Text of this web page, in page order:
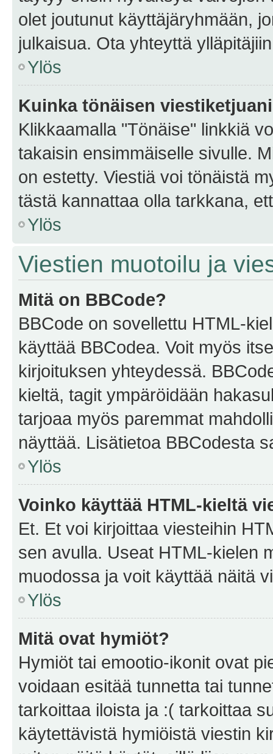
olet joutunut käyttäjäryhmään,
julkaisua. Ota yhteyttä
Ylös
Kuinka tönäisen
Klikkaamalla "Tönäise" linkkiä
takaisin ensimmäiselle sivulle.
on estetty. Viestiä voi tönäistä
tästä kannattaa olla tarkkana,
Ylös
Viestien muotoilu ja
Mitä on BBCode?
BBCode on sovellettu HTML-
käyttää BBCodea. Voit myös
kirjoituksen yhteydessä.
kieltä, tagit ympäröidään
tarjoaa myös paremmat
näyttää. Lisätietoa BBCodesta
Ylös
Voinko käyttää HTML-kieltä
Et. Et voi kirjoittaa viesteihin
sen avulla. Useat HTML-kielen
muodossa ja voit käyttää näitä
Ylös
Mitä ovat hymiöt?
Hymiöt tai emootio-ikonit ovat
voidaan esitää tunnetta tai
tarkoittaa iloista ja :( tarkoittaa
käytettävistä hymiöistä viestin